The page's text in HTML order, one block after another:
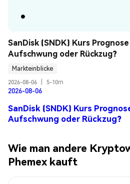
SanDisk (SNDK) Kurs
Aufschwung oder Rückzug?
Markteinblicke
2026-08-06
5-10m
2026-08-06
SanDisk (SNDK) Kurs
Aufschwung oder Rückzug?
Wie man andere
Phemex kauft